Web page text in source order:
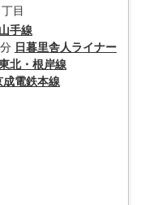
目
山手線
日暮里舎人ライナー
北・根岸線
成電鉄本線